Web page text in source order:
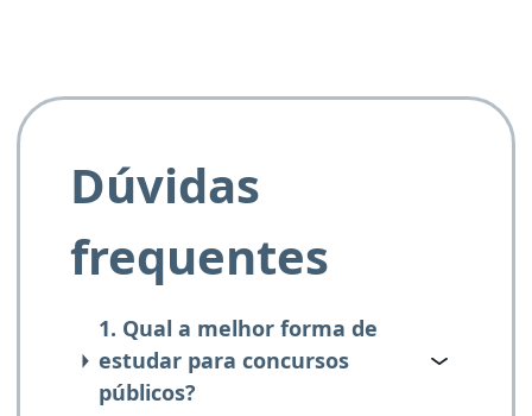
Dúvidas
frequentes
1. Qual a melhor forma de
estudar para concursos
públicos?